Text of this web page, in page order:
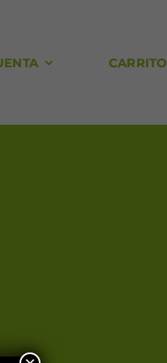
CARRITO